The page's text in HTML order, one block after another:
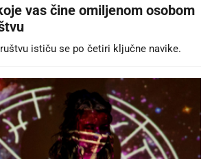
vas čine omiljenom osobom
ističu se po četiri ključne navike.